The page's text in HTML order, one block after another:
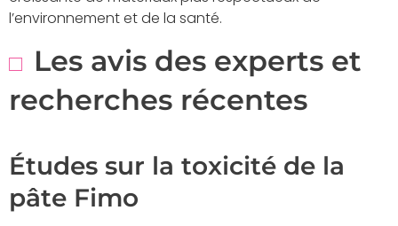
l’environnement et de la santé.
Les avis des experts et
recherches récentes
Études sur la toxicité de la
pâte Fimo